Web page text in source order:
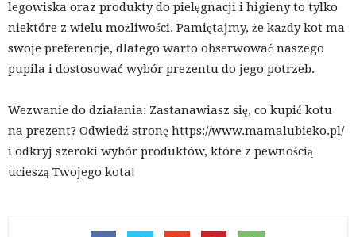
legowiska oraz produkty do pielęgnacji i higieny to tylko
niektóre z wielu możliwości. Pamiętajmy, że każdy kot ma
swoje preferencje, dlatego warto obserwować naszego
pupila i dostosować wybór prezentu do jego potrzeb.
Wezwanie do działania: Zastanawiasz się, co kupić kotu
na prezent? Odwiedź stronę https://www.mamalubieko.pl/
i odkryj szeroki wybór produktów, które z pewnością
ucieszą Twojego kota!